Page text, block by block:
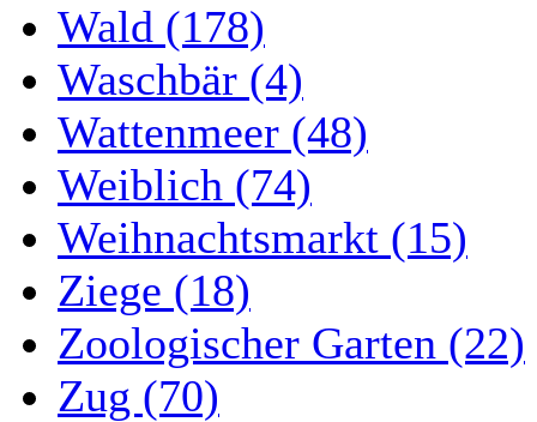
Wald (178)
Waschbär (4)
Wattenmeer (48)
Weiblich (74)
Weihnachtsmarkt (15)
Ziege (18)
Zoologischer Garten (22)
Zug (70)